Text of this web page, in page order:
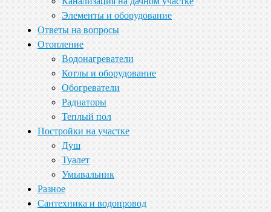
Элементы и оборудование
Ответы на вопросы
Отопление
Водонагреватели
Котлы и оборудование
Обогреватели
Радиаторы
Теплый пол
Постройки на участке
Душ
Туалет
Умывальник
Разное
Сантехника и водопровод